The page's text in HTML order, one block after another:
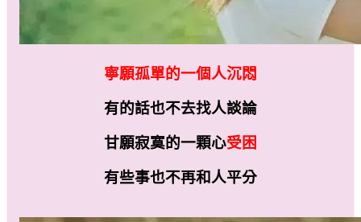
寧願孤單的一個人沉悶
有的話也不去找人談論
甘願寂寞的一顆心受困
有些事也不再和人平分